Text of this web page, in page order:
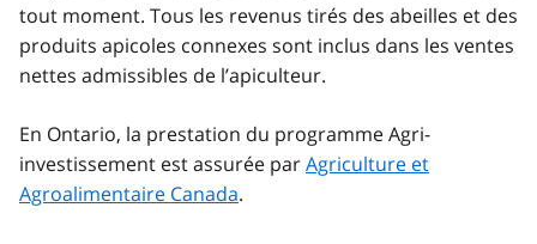
tout moment. Tous les revenus tirés des abeilles et des
produits apicoles connexes sont inclus dans les ventes
nettes admissibles de l’apiculteur.
En Ontario, la prestation du programme Agri-
investissement est assurée parAgriculture et
Agroalimentaire Canada.